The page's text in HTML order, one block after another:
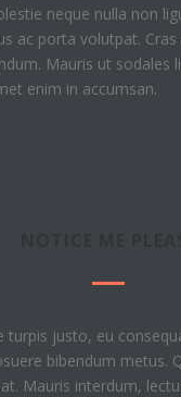
neque nulla non
ac porta volutpat.
Mauris ut sodales
enim in accumsan.
turpis justo, eu
bibendum metus.
Mauris interdum,